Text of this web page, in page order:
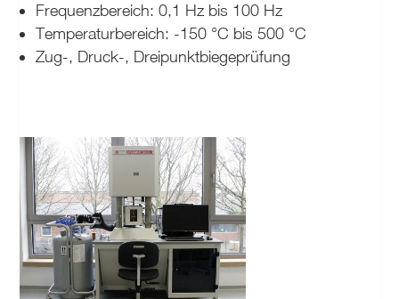
Frequenzbereich: 0,1 Hz bis 100 Hz
Temperaturbereich: -150 °C bis 500 °C
Zug-, Druck-, Dreipunktbiegeprüfung